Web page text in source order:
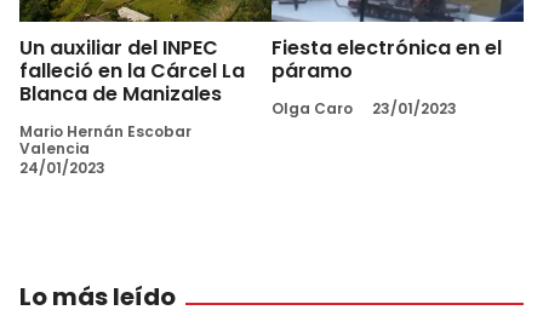
Un auxiliar del INPEC
falleció en la Cárcel La
Blanca de Manizales
Mario Hernán Escobar
Valencia
24/01/2023
Fiesta electrónica en el
páramo
Olga Caro 23/01/2023
Lo más leído